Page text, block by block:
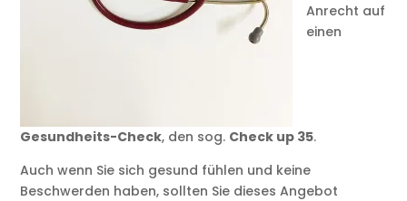
Anrecht auf
einen
Gesundheits-Check, den sog. Check up 35.
Auch wenn Sie sich gesund fühlen und keine
Beschwerden haben, sollten Sie dieses Angebot